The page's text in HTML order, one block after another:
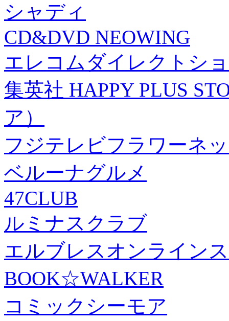
シャディ
CD&DVD NEOWING
エレコムダイレクトシ
集英社 HAPPY PLUS
ア）
フジテレビフラワーネ
ベルーナグルメ
47CLUB
ルミナスクラブ
エルブレスオンライン
BOOK☆WALKER
コミックシーモア